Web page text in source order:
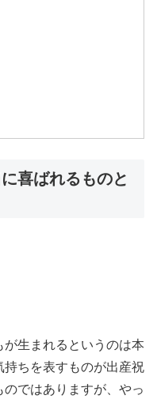
喜ばれるものと
生まれるというのは本
ちを表すものが出産祝
ではありますが、やっ